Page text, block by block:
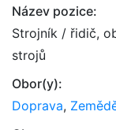
Název pozice:
Strojník / řidič,
strojů
Obor(y):
Doprava,